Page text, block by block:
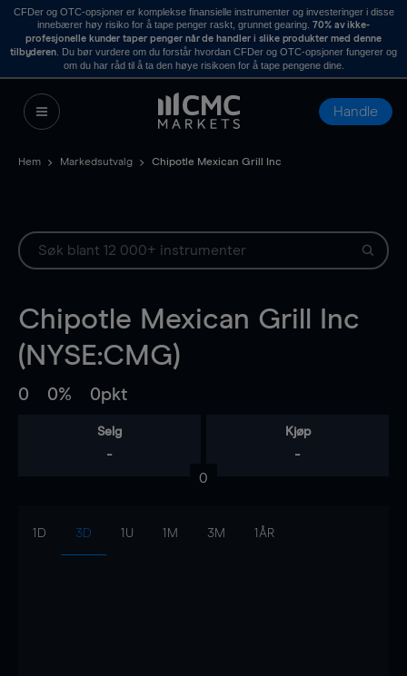
CFDer og OTC-opsjoner er komplekse finansielle instrumenter og investeringer i disse
innebærer høy risiko for å tape penger raskt, grunnet gearing. 70% av ikke-
profesjonelle kunder taper penger når de handler i slike produkter med denne
tilbyderen . Du bør vurdere om du forstår hvordan CFDer og OTC-opsjoner fungerer og
om du har råd til å ta den høye risikoen for å tape pengene dine.
Handle
Hem Markedsutvalg Chipotle Mexican Grill Inc
Chipotle Mexican Grill Inc
(NYSE:CMG)
0 0% 0pkt
Selg
-
Kjøp
-
0
1D 3D 1U 1M 3M 1ÅR